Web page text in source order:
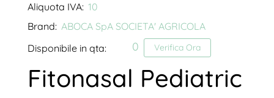
Aliquota IVA: 10
Brand: ABOCA SpA SOCIETA' AGRICOLA
Disponibile in qta:
Verifica Ora
0
Fitonasal Pediatric